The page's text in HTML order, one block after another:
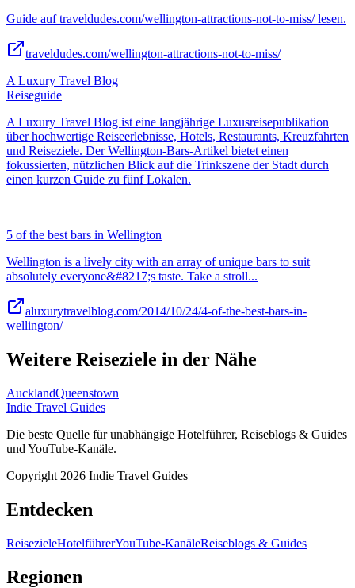
Guide auf traveldudes.com/wellington-attractions-not-to-miss/ lesen.
traveldudes.com/wellington-attractions-not-to-miss/
A Luxury Travel Blog
Reiseguide
A Luxury Travel Blog ist eine langjährige Luxusreisepublikation
über hochwertige Reiseerlebnisse, Hotels, Restaurants, Kreuzfahrten
und Reiseziele. Der Wellington-Bars-Artikel bietet einen
fokussierten, nützlichen Blick auf die Trinkszene der Stadt durch
einen kurzen Guide zu fünf Lokalen.
5 of the best bars in Wellington
Wellington is a lively city with an array of unique bars to suit
absolutely everyone&#8217;s taste. Take a stroll...
aluxurytravelblog.com/2014/10/24/4-of-the-best-bars-in-
wellington/
Weitere Reiseziele in der Nähe
AucklandQueenstown
Indie Travel Guides
Die beste Quelle für unabhängige Hotelführer, Reiseblogs & Guides
und YouTube-Kanäle.
Copyright 2026 Indie Travel Guides
Entdecken
ReisezieleHotelführerYouTube-KanäleReiseblogs & Guides
Regionen